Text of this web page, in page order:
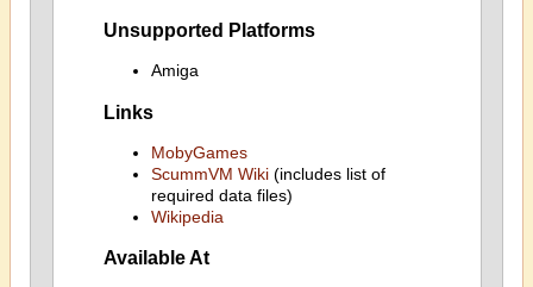
Unsupported Platforms
Amiga
Links
MobyGames
ScummVM Wiki(includes list of
required data files)
Wikipedia
Available At